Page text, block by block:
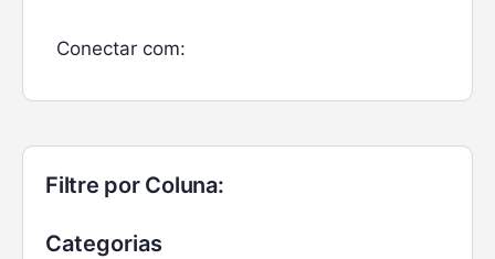
Conectar com:
Filtre por Coluna:
Categorias